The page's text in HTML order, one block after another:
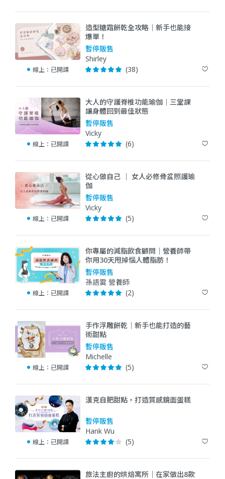
線上： 已開課
造型糖霜餅乾全攻略｜新手也能接
爆單！
暫停販售
Shirley
(38)
線上： 已開課
大人的守護脊椎功能瑜伽｜三堂課
讓身體回到最佳狀態
暫停販售
Vicky
(6)
線上： 已開課
從心做自己 ｜ 女人必修骨盆照護瑜
伽
暫停販售
Vicky
(5)
線上： 已開課
你專屬的減脂飲食顧問｜營養師帶
你用30天甩掉惱人體脂肪！
暫停販售
孫語霙 營養師
(2)
線上： 已開課
手作浮雕餅乾｜新手也能打造的藝
術甜點
暫停販售
Michelle
(5)
線上： 已開課
漢克自肥甜點，打造質感鏡面蛋糕
暫停販售
Hank Wu
(5)
旅法主廚的烘焙寓所｜在家做出8款